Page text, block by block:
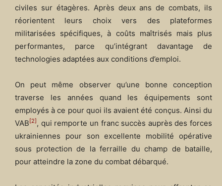
civiles sur étagères. Après deux ans de combats, ils
réorientent leurs choix vers des plateformes
militarisées spécifiques, à coûts maîtrisés mais plus
performantes, parce qu’intégrant davantage de
technologies adaptées aux conditions d’emploi.
On peut même observer qu’une bonne conception
traverse les années quand les équipements sont
employés à ce pour quoi ils avaient été conçus. Ainsi du
VAB [2] , qui remporte un franc succès auprès des forces
ukrainiennes pour son excellente mobilité opérative
sous protection de la ferraille du champ de bataille,
pour atteindre la zone du combat débarqué.